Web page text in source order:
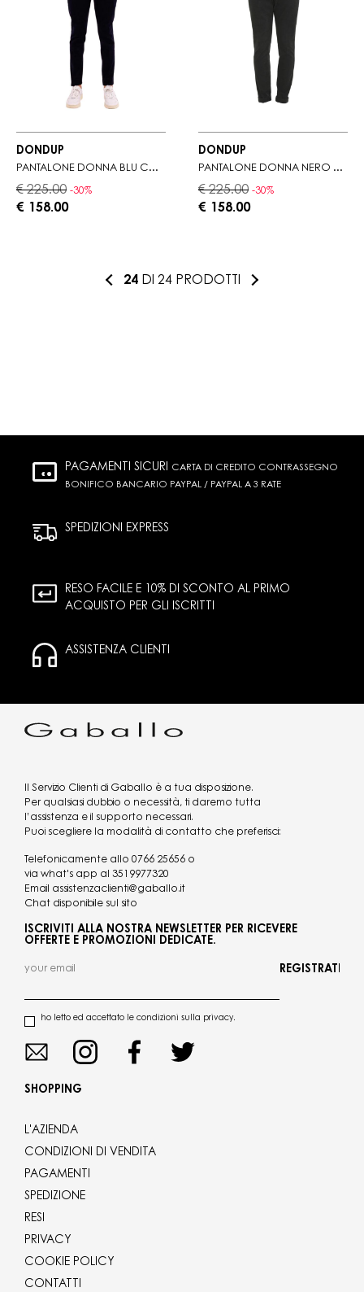
DONDUP
PANTALONE DONNA BLU CON PASSANTI IN VITA
€ 225.00 -30%
€ 158.00
DONDUP
PANTALONE DONNA NERO CON PASSANTI IN VITA
€ 225.00 -30%
€ 158.00
24 DI 24 PRODOTTI
PAGAMENTI SICURI
CARTA DI CREDITO CONTRASSEGNO
BONIFICO BANCARIO PAYPAL / PAYPAL A 3 RATE
SPEDIZIONI EXPRESS
RESO FACILE E 10% DI SCONTO AL PRIMO
ACQUISTO PER GLI ISCRITTI
ASSISTENZA CLIENTI
Il Servizio Clienti di Gaballo è a tua disposizione.
Per qualsiasi dubbio o necessità, ti daremo tutta
l’assistenza e il supporto necessari.
Puoi scegliere la modalità di contatto che preferisci:
Telefonicamente allo 0766 25656 o
via what's app al 3519977320
Email assistenzaclienti@gaballo.it
Chat disponibile sul sito
ISCRIVITI ALLA NOSTRA NEWSLETTER PER RICEVERE
OFFERTE E PROMOZIONI DEDICATE.
ho letto ed accettato le condizioni sulla privacy.
REGISTRATI
SHOPPING
L'AZIENDA
CONDIZIONI DI VENDITA
PAGAMENTI
SPEDIZIONE
RESI
PRIVACY
COOKIE POLICY
CONTATTI